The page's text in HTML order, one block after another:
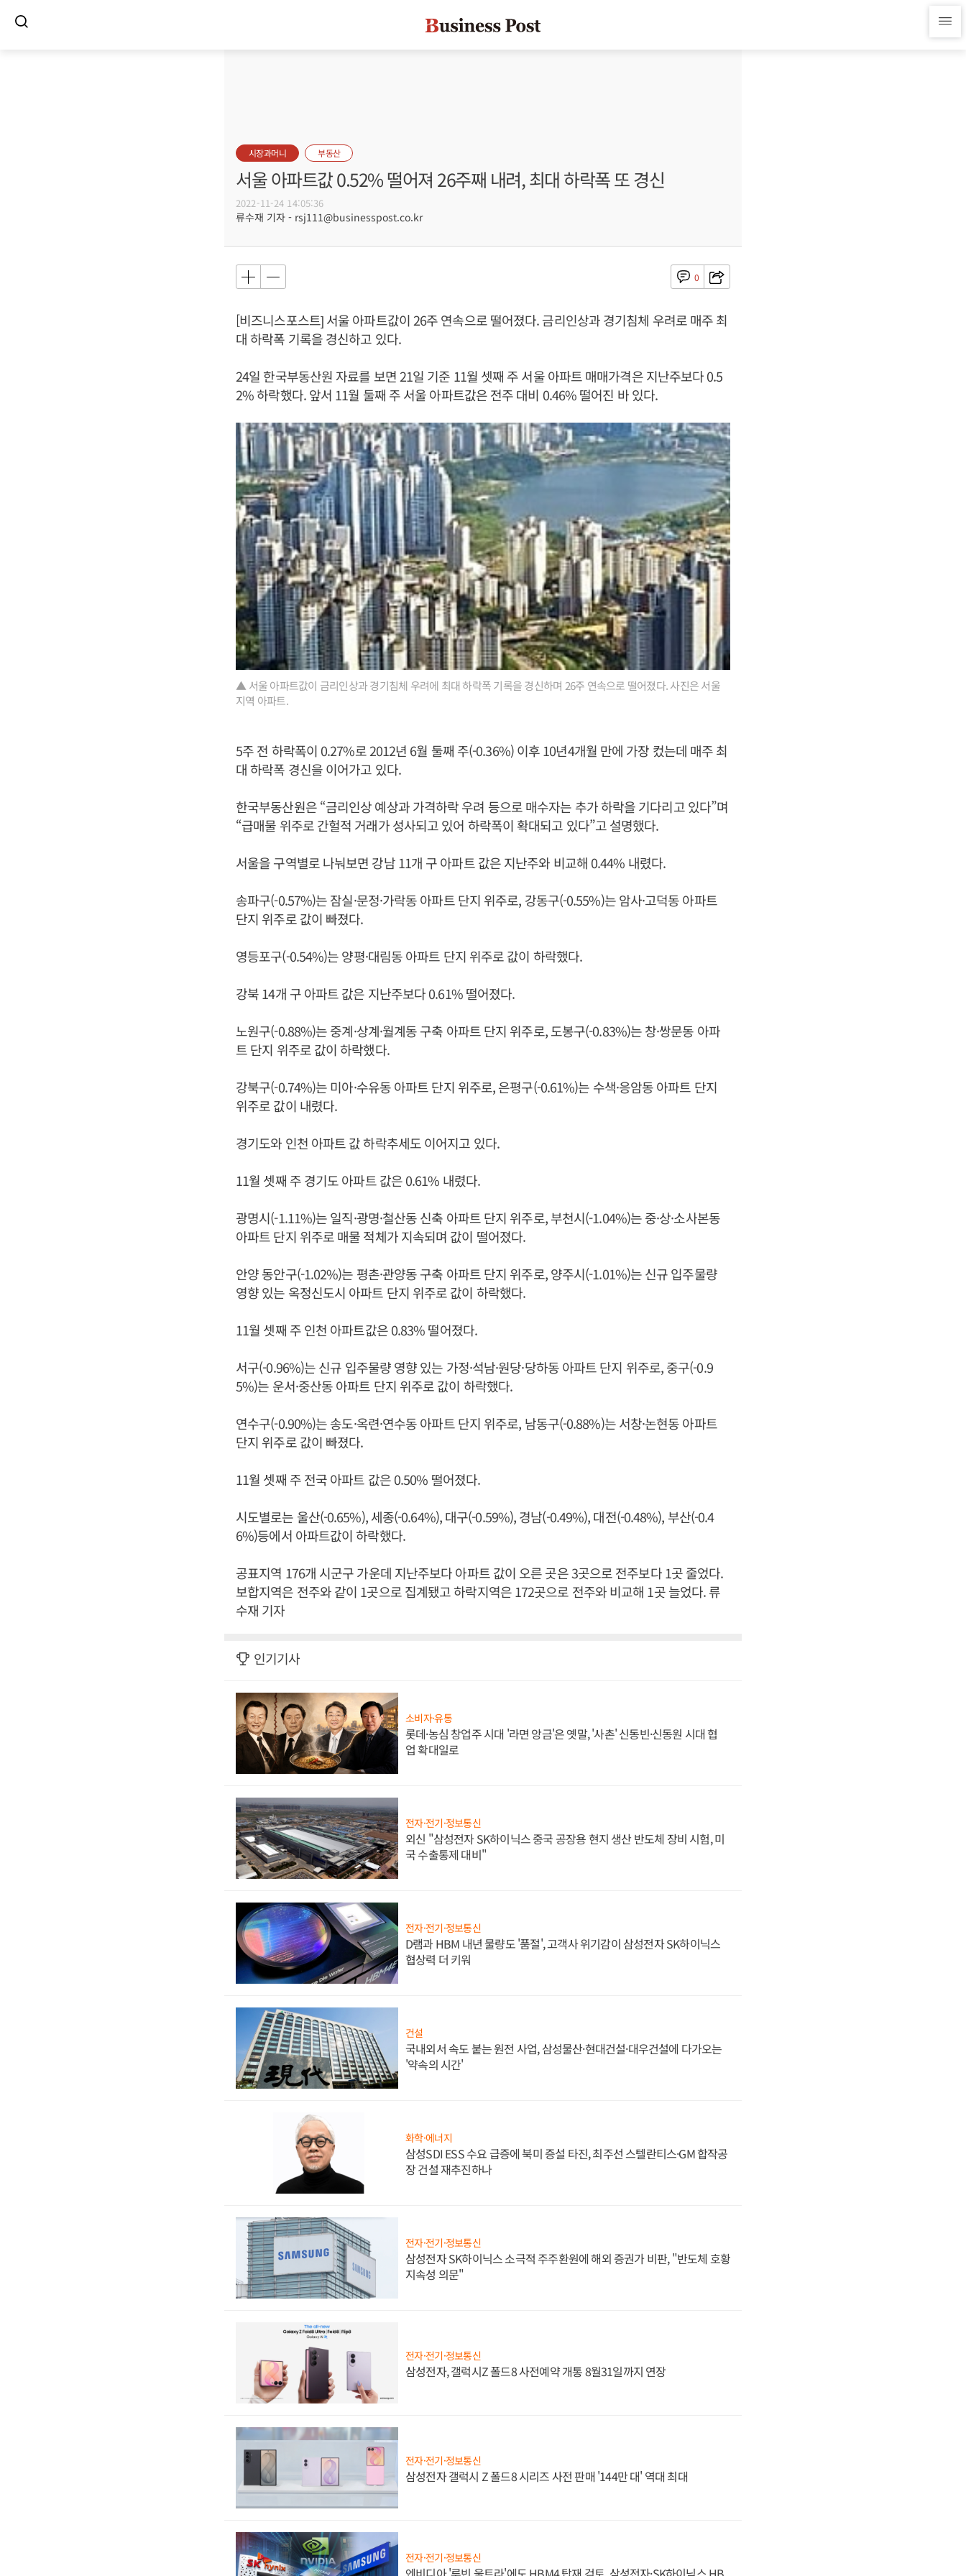
시장과머니 부동산
서울 아파트값 0.52% 떨어져 26주째 내려, 최대 하락폭 또 경신
2022-11-24 14:05:36
류수재 기자 - rsj111@businesspost.co.kr
0
[비즈니스포스트] 서울 아파트값이 26주 연속으로 떨어졌다. 금리인상과 경기침체 우려로 매주 최
대 하락폭 기록을 경신하고 있다.
24일 한국부동산원 자료를 보면 21일 기준 11월 셋째 주 서울 아파트 매매가격은 지난주보다 0.5
2% 하락했다. 앞서 11월 둘째 주 서울 아파트값은 전주 대비 0.46% 떨어진 바 있다.
▲ 서울 아파트값이 금리인상과 경기침체 우려에 최대 하락폭 기록을 경신하며 26주 연속으로 떨어졌다. 사진은 서울
지역 아파트.
5주 전 하락폭이 0.27%로 2012년 6월 둘째 주(-0.36%) 이후 10년4개월 만에 가장 컸는데 매주 최
대 하락폭 경신을 이어가고 있다.
한국부동산원은 “금리인상 예상과 가격하락 우려 등으로 매수자는 추가 하락을 기다리고 있다”며
“급매물 위주로 간헐적 거래가 성사되고 있어 하락폭이 확대되고 있다”고 설명했다.
서울을 구역별로 나눠보면 강남 11개 구 아파트 값은 지난주와 비교해 0.44% 내렸다.
송파구(-0.57%)는 잠실·문정·가락동 아파트 단지 위주로, 강동구(-0.55%)는 암사·고덕동 아파트
단지 위주로 값이 빠졌다.
영등포구(-0.54%)는 양평·대림동 아파트 단지 위주로 값이 하락했다.
강북 14개 구 아파트 값은 지난주보다 0.61% 떨어졌다.
노원구(-0.88%)는 중계·상계·월계동 구축 아파트 단지 위주로, 도봉구(-0.83%)는 창·쌍문동 아파
트 단지 위주로 값이 하락했다.
강북구(-0.74%)는 미아·수유동 아파트 단지 위주로, 은평구(-0.61%)는 수색·응암동 아파트 단지
위주로 값이 내렸다.
경기도와 인천 아파트 값 하락추세도 이어지고 있다.
11월 셋째 주 경기도 아파트 값은 0.61% 내렸다.
광명시(-1.11%)는 일직·광명·철산동 신축 아파트 단지 위주로, 부천시(-1.04%)는 중·상·소사본동
아파트 단지 위주로 매물 적체가 지속되며 값이 떨어졌다.
안양 동안구(-1.02%)는 평촌·관양동 구축 아파트 단지 위주로, 양주시(-1.01%)는 신규 입주물량
영향 있는 옥정신도시 아파트 단지 위주로 값이 하락했다.
11월 셋째 주 인천 아파트값은 0.83% 떨어졌다.
서구(-0.96%)는 신규 입주물량 영향 있는 가정·석남·원당·당하동 아파트 단지 위주로, 중구(-0.9
5%)는 운서·중산동 아파트 단지 위주로 값이 하락했다.
연수구(-0.90%)는 송도·옥련·연수동 아파트 단지 위주로, 남동구(-0.88%)는 서창·논현동 아파트
단지 위주로 값이 빠졌다.
11월 셋째 주 전국 아파트 값은 0.50% 떨어졌다.
시도별로는 울산(-0.65%), 세종(-0.64%), 대구(-0.59%), 경남(-0.49%), 대전(-0.48%), 부산(-0.4
6%)등에서 아파트값이 하락했다.
공표지역 176개 시군구 가운데 지난주보다 아파트 값이 오른 곳은 3곳으로 전주보다 1곳 줄었다.
보합지역은 전주와 같이 1곳으로 집계됐고 하락지역은 172곳으로 전주와 비교해 1곳 늘었다. 류
수재 기자
인기기사
소비자·유통
롯데·농심 창업주 시대 '라면 앙금'은 옛말, '사촌' 신동빈·신동원 시대 협
업 확대일로
전자·전기·정보통신
외신 "삼성전자 SK하이닉스 중국 공장용 현지 생산 반도체 장비 시험, 미
국 수출통제 대비"
전자·전기·정보통신
D램과 HBM 내년 물량도 '품절', 고객사 위기감이 삼성전자 SK하이닉스
협상력 더 키워
건설
국내외서 속도 붙는 원전 사업, 삼성물산·현대건설·대우건설에 다가오는
'약속의 시간'
화학·에너지
삼성SDI ESS 수요 급증에 북미 증설 타진, 최주선 스텔란티스·GM 합작공
장 건설 재추진하나
전자·전기·정보통신
삼성전자 SK하이닉스 소극적 주주환원에 해외 증권가 비판, "반도체 호황
지속성 의문"
전자·전기·정보통신
삼성전자, 갤럭시Z 폴드8 사전예약 개통 8월31일까지 연장
전자·전기·정보통신
삼성전자 갤럭시 Z 폴드8 시리즈 사전 판매 '144만 대' 역대 최대
전자·전기·정보통신